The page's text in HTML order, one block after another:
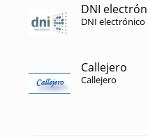
DNI
DNI electrónico
Callejero
Callejero